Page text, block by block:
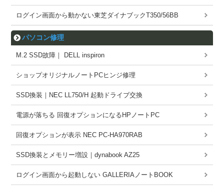
ログイン画面から動かない東芝ダイナブックT350/56BB
パソコン修理
M.2 SSD故障｜ DELL inspiron
ショップオリジナルノートPCヒンジ修理
SSD換装｜NEC LL750/H 起動ドライブ交換
電源が落ちる 回復オプションになるHPノートPC
回復オプションが表示 NEC PC-HA970RAB
SSD換装とメモリー増設｜dynabook AZ25
ログイン画面から起動しない GALLERIAノートBOOK